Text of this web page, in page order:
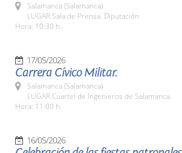
Salamanca (Salamanca)
LUGAR Sala de Prensa. Diputación
Hora: 10:30 h.
17/05/2026
Carrera Cívico Militar.
Salamanca (Salamanca)
LUGAR Cuartel de Ingenieros de Salamanca.
Hora: 11:00 h.
16/05/2026